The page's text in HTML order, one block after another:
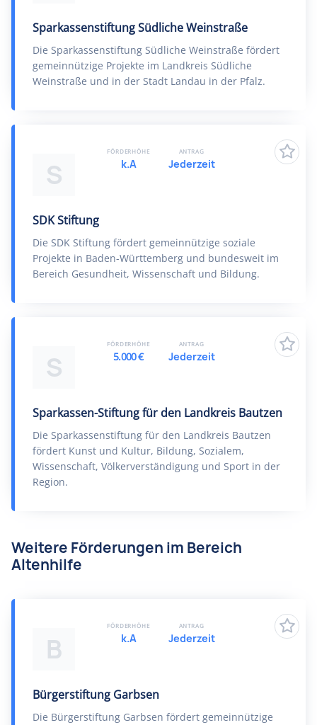
Sparkassenstiftung Südliche Weinstraße
Die Sparkassenstiftung Südliche Weinstraße fördert
gemeinnützige Projekte im Landkreis Südliche
Weinstraße und in der Stadt Landau in der Pfalz.
S
SDK Stiftung
Die SDK Stiftung fördert gemeinnützige soziale
Projekte in Baden-Württemberg und bundesweit im
Bereich Gesundheit, Wissenschaft und Bildung.
FÖRDERHÖHE
k.A
ANTRAG
Jederzeit
S
Sparkassen-Stiftung für den Landkreis Bautzen
Die Sparkassenstiftung für den Landkreis Bautzen
fördert Kunst und Kultur, Bildung, Sozialem,
Wissenschaft, Völkerverständigung und Sport in der
Region.
FÖRDERHÖHE
5.000 €
ANTRAG
Jederzeit
Weitere Förderungen im Bereich
Altenhilfe
B
Bürgerstiftung Garbsen
Die Bürgerstiftung Garbsen fördert gemeinnützige
FÖRDERHÖHE
k.A
ANTRAG
Jederzeit